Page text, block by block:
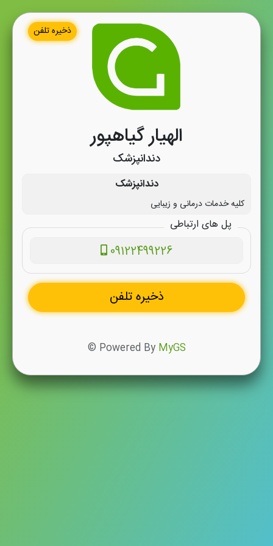
ذخیره تلفن
الهیار گیاهپور
دندانپزشک
دندانپزشک
کلیه خدمات درمانی و زیبایی
پل های ارتباطی
09122499226
ذخیره تلفن
© Powered By MyGS